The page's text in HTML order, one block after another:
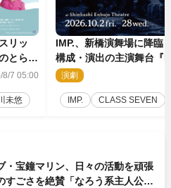
リッ
とらん
8/7 05:00
未悠
IMP.、新橋演舞場に降
構成・演出の主演舞台『
上演決定
演劇
IMP. CLASS SEVEN
・宝鐘マリン、日々の活動を頑張
すごさを絶賛「なろう系主人公ま